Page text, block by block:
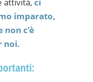
imparato,
c’è
noi.